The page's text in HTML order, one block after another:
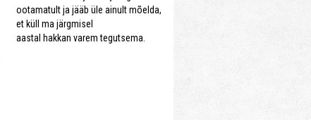
ootamatult ja jääb üle ainult mõelda,
et küll ma järgmisel
aastal hakkan varem tegutsema.